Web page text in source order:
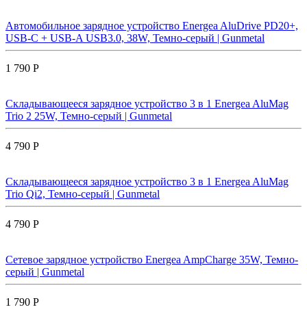
Автомобильное зарядное устройство Energea AluDrive PD20+,
USB-C + USB-A USB3.0, 38W, Темно-серый | Gunmetal
1 790 Р
Складывающееся зарядное устройство 3 в 1 Energea AluMag
Trio 2 25W, Темно-серый | Gunmetal
4 790 Р
Складывающееся зарядное устройство 3 в 1 Energea AluMag
Trio Qi2, Темно-серый | Gunmetal
4 790 Р
Сетевое зарядное устройство Energea AmpCharge 35W, Темно-
серый | Gunmetal
1 790 Р